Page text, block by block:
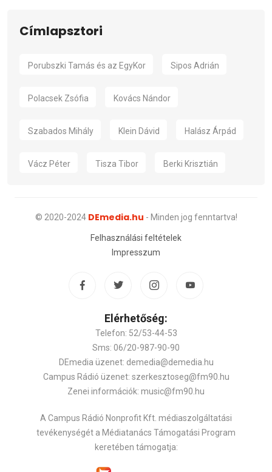
Címlapsztori
Porubszki Tamás és az EgyKor Sipos Adrián
Polacsek Zsófia Kovács Nándor
Szabados Mihály Klein Dávid Halász Árpád
Vácz Péter Tisza Tibor Berki Krisztián
© 2020-2024 DEmedia.hu - Minden jog fenntartva!
Felhasználási feltételek
Impresszum
Elérhetőség:
Telefon: 52/53-44-53
Sms: 06/20-987-90-90
DEmedia üzenet: demedia@demedia.hu
Campus Rádió üzenet: szerkesztoseg@fm90.hu
Zenei információk: music@fm90.hu
A Campus Rádió Nonprofit Kft. médiaszolgáltatási
tevékenységét a Médiatanács Támogatási Program
keretében támogatja: